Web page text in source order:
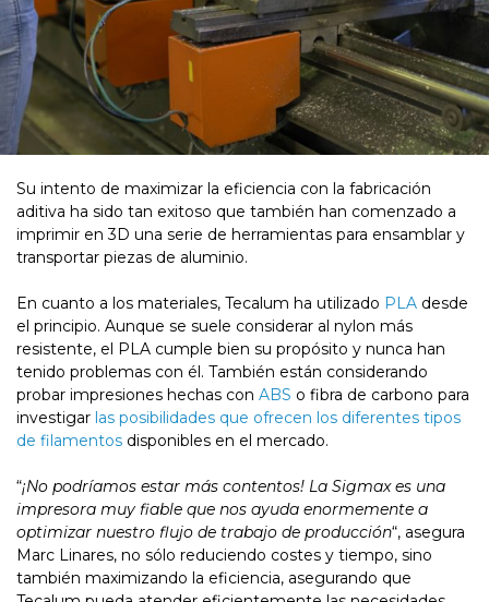
Su intento de maximizar la eficiencia con la fabricación
aditiva ha sido tan exitoso que también han comenzado a
imprimir en 3D una serie de herramientas para ensamblar y
transportar piezas de aluminio.
En cuanto a los materiales, Tecalum ha utilizado PLA desde
el principio. Aunque se suele considerar al nylon más
resistente, el PLA cumple bien su propósito y nunca han
tenido problemas con él. También están considerando
probar impresiones hechas con ABS o fibra de carbono para
investigar las posibilidades que ofrecen los diferentes tipos
de filamentos disponibles en el mercado.
“¡No podríamos estar más contentos! La Sigmax es una
impresora muy fiable que nos ayuda enormemente a
optimizar nuestro flujo de trabajo de producción“, asegura
Marc Linares, no sólo reduciendo costes y tiempo, sino
también maximizando la eficiencia, asegurando que